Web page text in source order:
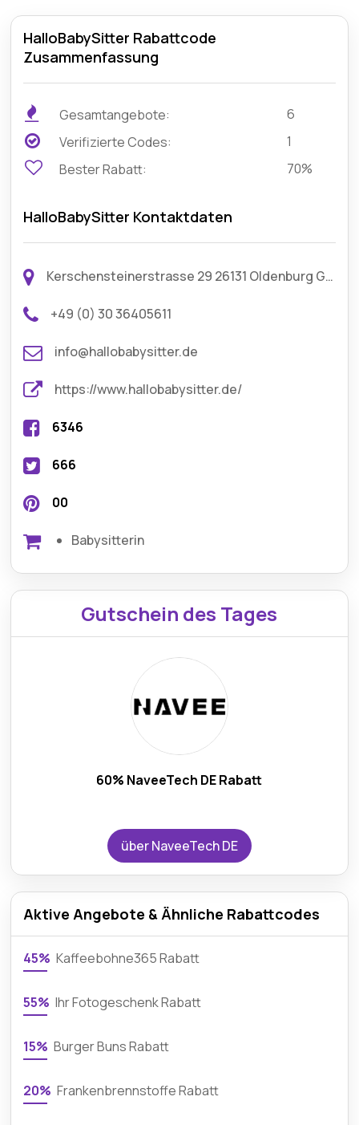
HalloBabySitter Rabattcode
Zusammenfassung
Gesamtangebote:
6
Verifizierte Codes:
1
Bester Rabatt:
70%
HalloBabySitter Kontaktdaten
Kerschensteinerstrasse 29 26131 Oldenburg Germany
+49 (0) 30 36405611
info@hallobabysitter.de
https://www.hallobabysitter.de/
6346
666
00
Babysitterin
Gutschein des Tages
60% NaveeTech DE Rabatt
über NaveeTech DE
Aktive Angebote & Ähnliche Rabattcodes
45% Kaffeebohne365 Rabatt
55% Ihr Fotogeschenk Rabatt
15% Burger Buns Rabatt
20% Frankenbrennstoffe Rabatt